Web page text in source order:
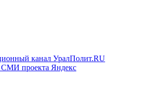
канал УралПолит.RU
СМИ проекта Яндекс